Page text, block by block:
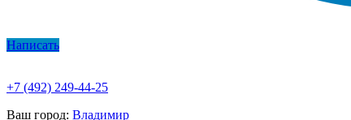
Написать
+7 (492) 249-44-25
Ваш город: Владимир